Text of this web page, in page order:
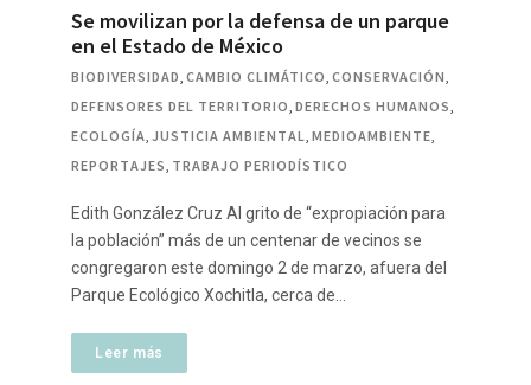
Se movilizan por la defensa de un parque
en el Estado de México
BIODIVERSIDAD CAMBIO CLIMÁTICO CONSERVACIÓN
DEFENSORES DEL TERRITORIO DERECHOS HUMANOS
ECOLOGÍA JUSTICIA AMBIENTAL MEDIOAMBIENTE
REPORTAJES TRABAJO PERIODÍSTICO
Edith González Cruz Al grito de “expropiación para
la población” más de un centenar de vecinos se
congregaron este domingo 2 de marzo, afuera del
Parque Ecológico Xochitla, cerca de…
Leer más